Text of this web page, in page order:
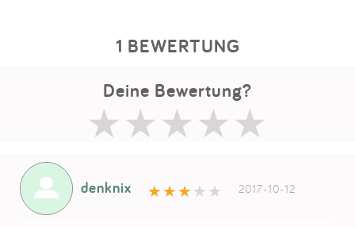
1 BEWERTUNG
Deine Bewertung?
denknix 2017-10-12